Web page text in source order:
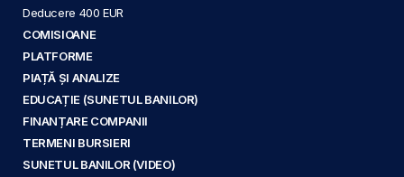
Deducere 400 EUR
COMISIOANE
PLATFORME
PIAȚĂ ȘI ANALIZE
EDUCAȚIE (SUNETUL BANILOR)
FINANȚARE COMPANII
TERMENI BURSIERI
SUNETUL BANILOR (VIDEO)